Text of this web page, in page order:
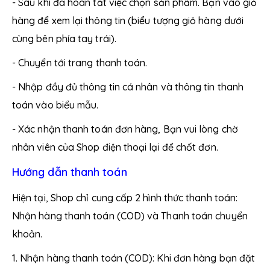
Hạn Dùng
- Sau khi đã hoàn tất việc chọn sản phẩm. Bạn vào giỏ
hàng để xem lại thông tin (biểu tượng giỏ hàng dưới
cùng bên phía tay trái).
- Chuyển tới trang thanh toán.
- Nhập đầy đủ thông tin cá nhân và thông tin thanh
toán vào biểu mẫu.
- Xác nhận thanh toán đơn hàng, Bạn vui lòng chờ
nhân viên của Shop điện thoại lại để chốt đơn.
Hướng dẫn thanh toán
Hiện tại, Shop chỉ cung cấp 2 hình thức thanh toán:
Nhận hàng thanh toán (COD) và Thanh toán chuyển
khoản.
1. Nhận hàng thanh toán (COD): Khi đơn hàng bạn đặt